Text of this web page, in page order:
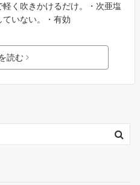
軽く吹きかけるだけ。・次亜塩
いない。・有効
読む